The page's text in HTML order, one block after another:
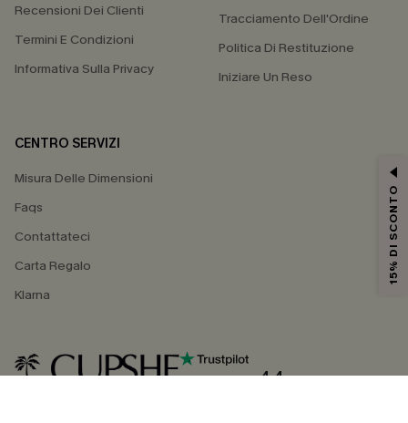
Recensioni Dei Clienti
Termini E Condizioni
Informativa Sulla Privacy
Tracciamento Dell'Ordine
Politica Di Restituzione
Iniziare Un Reso
CENTRO SERVIZI
Misura Delle Dimensioni
Faqs
Contattateci
Carta Regalo
Klarna
4.4
15% DI SCONTO